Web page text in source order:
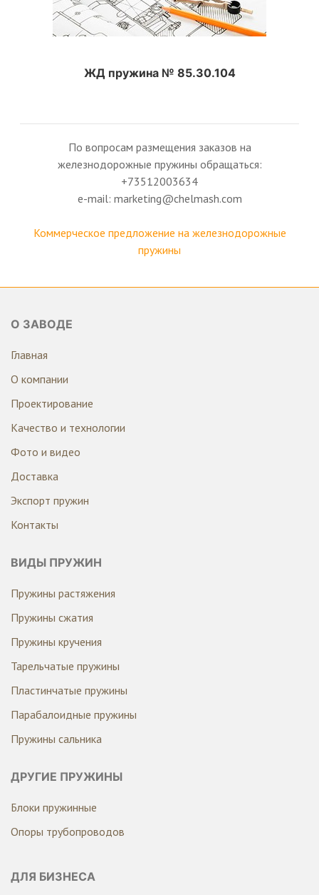
ЖД пружина № 85.30.104
По вопросам размещения заказов на
железнодорожные пружины обращаться:
+73512003634
e-mail: marketing@chelmash.com
Коммерческое предложение на железнодорожные
пружины
О ЗАВОДЕ
Главная
О компании
Проектирование
Качество и технологии
Фото и видео
Доставка
Экспорт пружин
Контакты
ВИДЫ ПРУЖИН
Пружины растяжения
Пружины сжатия
Пружины кручения
Тарельчатые пружины
Пластинчатые пружины
Парабалоидные пружины
Пружины сальника
ДРУГИЕ ПРУЖИНЫ
Блоки пружинные
Опоры трубопроводов
ДЛЯ БИЗНЕСА